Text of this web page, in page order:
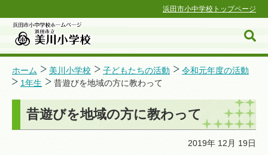
浜田市小中学校トップページ
浜田市小中学校ホームページ
ホーム 美川小学校 子どもたちの活動
令和元年度の活動
1年生
昔遊びを地域の方に教わって
昔遊びを地域の方に教わって
2019年 12月 19日